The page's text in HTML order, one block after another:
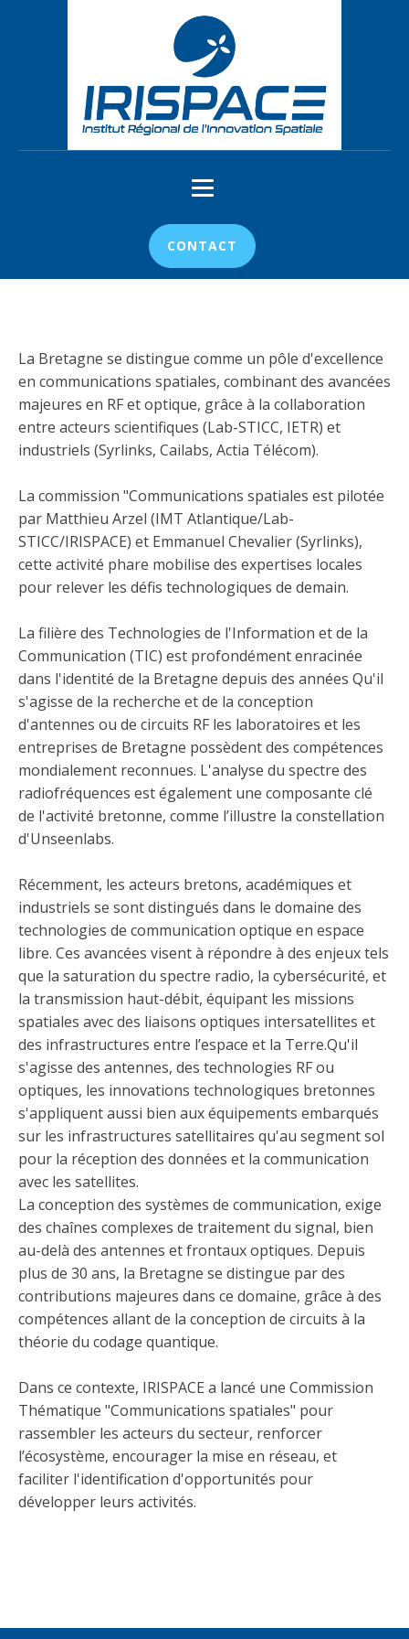
CONTACT
La Bretagne se distingue comme un pôle d'excellence
en communications spatiales, combinant des avancées
majeures en RF et optique, grâce à la collaboration
entre acteurs scientifiques (Lab-STICC, IETR) et
industriels (Syrlinks, Cailabs, Actia Télécom).
La commission "Communications spatiales est pilotée
par Matthieu Arzel (IMT Atlantique/Lab-
STICC/IRISPACE) et Emmanuel Chevalier (Syrlinks),
cette activité phare mobilise des expertises locales
pour relever les défis technologiques de demain.
La filière des Technologies de l'Information et de la
Communication (TIC) est profondément enracinée
dans l'identité de la Bretagne depuis des années Qu'il
s'agisse de la recherche et de la conception
d'antennes ou de circuits RF les laboratoires et les
entreprises de Bretagne possèdent des compétences
mondialement reconnues. L'analyse du spectre des
radiofréquences est également une composante clé
de l'activité bretonne, comme l’illustre la constellation
d'Unseenlabs.
Récemment, les acteurs bretons, académiques et
industriels se sont distingués dans le domaine des
technologies de communication optique en espace
libre. Ces avancées visent à répondre à des enjeux tels
que la saturation du spectre radio, la cybersécurité, et
la transmission haut-débit, équipant les missions
spatiales avec des liaisons optiques intersatellites et
des infrastructures entre l’espace et la Terre.Qu'il
s'agisse des antennes, des technologies RF ou
optiques, les innovations technologiques bretonnes
s'appliquent aussi bien aux équipements embarqués
sur les infrastructures satellitaires qu'au segment sol
pour la réception des données et la communication
avec les satellites.
La conception des systèmes de communication, exige
des chaînes complexes de traitement du signal, bien
au-delà des antennes et frontaux optiques. Depuis
plus de 30 ans, la Bretagne se distingue par des
contributions majeures dans ce domaine, grâce à des
compétences allant de la conception de circuits à la
théorie du codage quantique.
Dans ce contexte, IRISPACE a lancé une Commission
Thématique "Communications spatiales" pour
rassembler les acteurs du secteur, renforcer
l’écosystème, encourager la mise en réseau, et
faciliter l'identification d'opportunités pour
développer leurs activités.